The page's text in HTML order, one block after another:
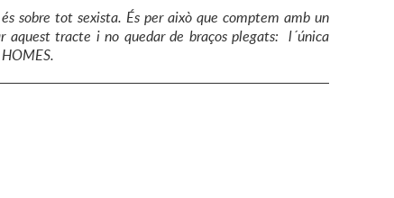
sobre tot sexista. És per això que comptem amb un
tracte i no quedar de braços plegats: l´única